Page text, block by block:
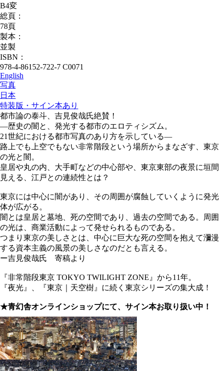
B4変
総頁：
78頁
製本：
並製
ISBN：
978-4-86152-722-7 C0071
English
写真
日本
特装版・サイン本あり
都市論の泰斗、吉見俊哉氏絶賛！
―歴史の闇と、発光する都市のエロティシズム。
21世紀における都市写真のあり方を示している―
路上でも上空でもない非常階段という場所からまなざす、東京
の光と闇。
皇居や丸の内、大手町などの中心部や、東京東部の夜景に垣間
見える、江戸との連続性とは？
東京には中心に闇があり、その周囲が腐蝕していくように発光
体が広がる。
闇とは皇居と墓地、死の空間であり、過去の空間である。周囲
の光は、商業活動によって発せられるものである。
つまり東京の美しさとは、中心に巨大な死の空間を抱えて瀰漫
する資本主義の風景の美しさなのだとも言える。
ー吉見俊哉氏 寄稿より
『非常階段東京 TOKYO TWILIGHT ZONE』から11年。
『夜光』、『東京｜天空樹』に続く東京シリーズの集大成！
★青幻舎オンラインショップにて、サイン本お取り扱い中！